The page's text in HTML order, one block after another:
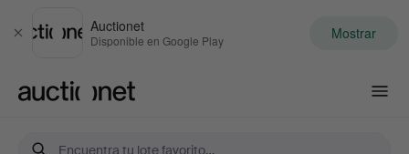
Cerrar
Auctionet
Disponible en Google Play Mostrar